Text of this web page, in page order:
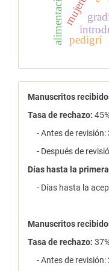
alimentación pedigrí
Manuscritos
Tasa de rechazo:
- Antes de revisión:
- Después de
Días hasta la
- Días hasta la
Manuscritos
Tasa de rechazo:
- Antes de revisión: